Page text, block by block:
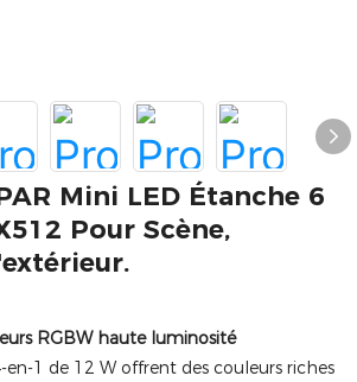
Mini LED Étanche 6
Pour Scène,
RGBW haute luminosité
en-1 de 12 W offrent des couleurs riches